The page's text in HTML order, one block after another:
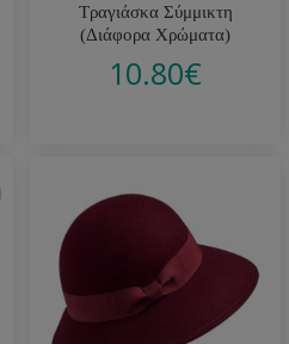
Τραγιάσκα Σύμμικτη
(Διάφορα Χρώματα)
10.80€